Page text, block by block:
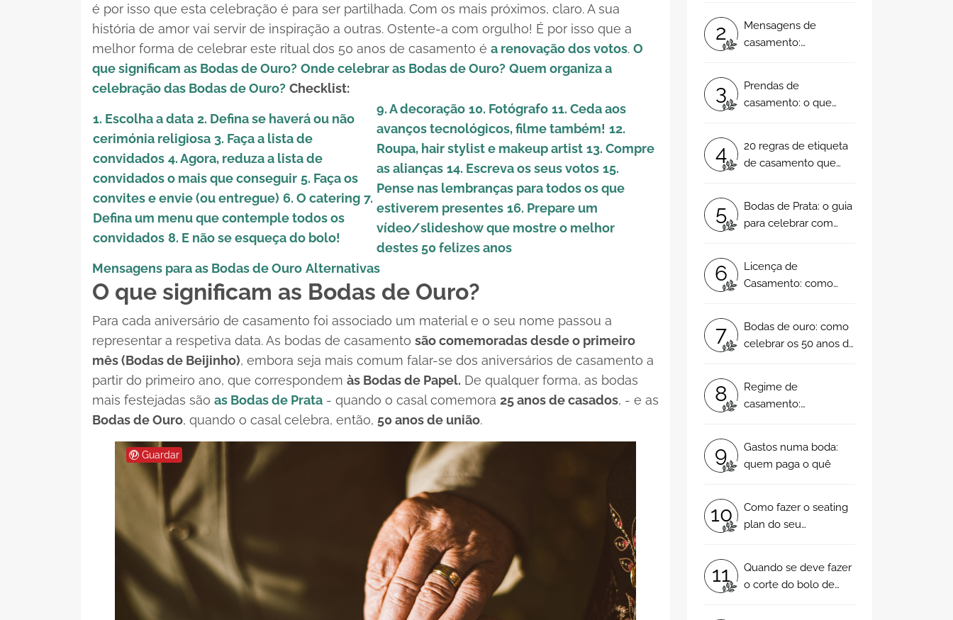
é por isso que esta celebração é para ser partilhada. Com os mais próximos, claro. A sua
história de amor vai servir de inspiração a outras. Ostente-a com orgulho! É por isso que a
melhor forma de celebrar este ritual dos 50 anos de casamento é a renovação dos votos. O
que significam as Bodas de Ouro? Onde celebrar as Bodas de Ouro? Quem organiza a
celebração das Bodas de Ouro? Checklist:
1. Escolha a data 2. Defina se haverá ou não
cerimónia religiosa 3. Faça a lista de
convidados 4. Agora, reduza a lista de
convidados o mais que conseguir 5. Faça os
convites e envie (ou entregue) 6. O catering 7.
Defina um menu que contemple todos os
convidados 8. E não se esqueça do bolo!
9. A decoração 10. Fotógrafo 11. Ceda aos
avanços tecnológicos, filme também! 12.
Roupa, hair styliste makeup artist 13. Compre
as alianças 14. Escreva os seus votos 15.
Pense nas lembranças para todos os que
estiverem presentes 16. Prepare um
vídeo/slideshowque mostre o melhor
destes 50 felizes anos
Mensagens para as Bodas de Ouro Alternativas
O que significam as Bodas de Ouro?
Para cada aniversário de casamento foi associado um material e o seu nome passou a
representar a respetiva data. As bodas de casamento são comemoradas desde o primeiro
mês (Bodas de Beijinho), embora seja mais comum falar-se dos aniversários de casamento a
partir do primeiro ano, que correspondem às Bodas de Papel. De qualquer forma, as bodas
mais festejadas são as Bodas de Prata - quando o casal comemora 25 anos de casados, - e as
Bodas de Ouro, quando o casal celebra, então, 50 anos de união.
Guardar
2
Mensagens de
casamento:
agradecimento para
os convidados
3
Prendas de
casamento: o que
noivos?
4
20 regras de etiqueta
de casamento que
5
Bodas de Prata: o guia
para celebrar com
6
Licença de
Casamento: como
7
Bodas de ouro: como
celebrar os 50 anos de
8
Regime de
casamento:
geral de bens ou
separação?
9
Gastos numa boda:
quem paga o quê
10
Como fazer o seating
plan do seu
11
Quando se deve fazer
o corte do bolo de